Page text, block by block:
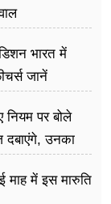
भारत में
जानें
नियम पर बोले
दबाएंगे, उनका
में इस मारुति